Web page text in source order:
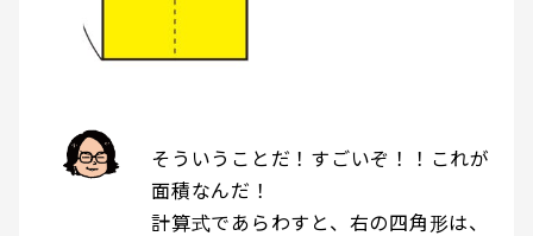
そういうことだ！すごいぞ！！これが
面積なんだ！
計算式であらわすと、右の四角形は、